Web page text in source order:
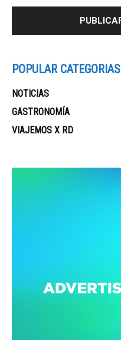
POPULAR CATEGORIAS
NOTICIAS
GASTRONOMÍA
VIAJEMOS X RD